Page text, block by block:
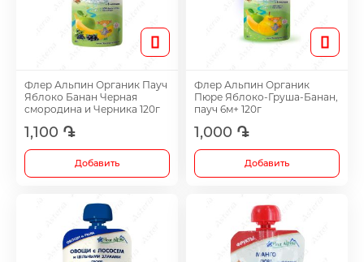
Таблетки для женщин
Anti-cholesterol Mediations
Vitamins
Флер Альпин Органик Пауч
Яблоко Банан Черная
смородина и Черника 120г
1,100 ֏
Добавить
Флер Альпин Органик
Пюре Яблоко-Груша-Банан,
пауч 6м+ 120г
1,000 ֏
Добавить